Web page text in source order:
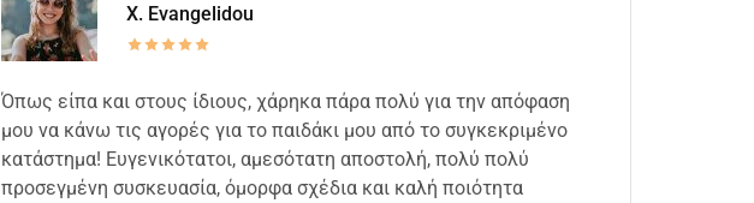
X. Evangelidou
Όπως είπα και στους ίδιους, χάρηκα πάρα πολύ για την απόφαση
μου να κάνω τις αγορές για το παιδάκι μου από το συγκεκριμένο
κατάστημα! Ευγενικότατοι, αμεσότατη αποστολή, πολύ πολύ
προσεγμένη συσκευασία, όμορφα σχέδια και καλή ποιότητα